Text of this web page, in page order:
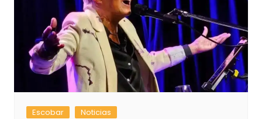
Escobar Noticias